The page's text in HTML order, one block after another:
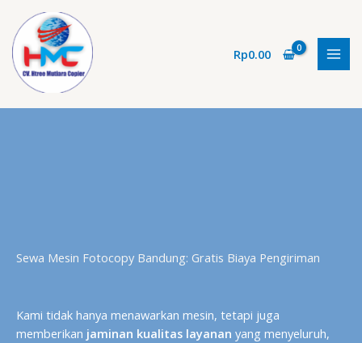
konten
Rp0.00
Sewa Mesin Fotocopy Bandung: Gratis Biaya Pengiriman
Kami tidak hanya menawarkan mesin, tetapi juga
memberikan jaminan kualitas layanan yang menyeluruh,